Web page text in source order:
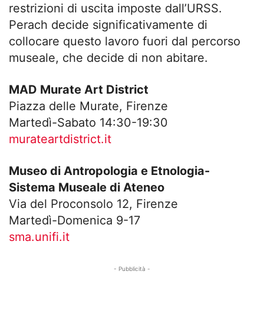
restrizioni di uscita imposte dall’URSS.
Perach decide significativamente di
collocare questo lavoro fuori dal percorso
museale, che decide di non abitare.
MAD Murate Art District
Piazza delle Murate, Firenze
Martedì-Sabato 14:30-19:30
murateartdistrict.it
Museo di Antropologia e Etnologia-
Sistema Museale di Ateneo
Via del Proconsolo 12, Firenze
Martedì-Domenica 9-17
sma.unifi.it
- Pubblicità -